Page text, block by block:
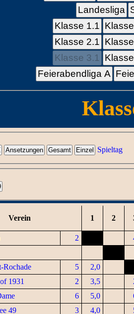
Landesliga
Klasse 1.1
Klasse 2.1
Klasse 3.1
Feierabendliga A
Spieltag
Verein 1 2
2
Rochade 5
2,0
1931 2 3,5
6 5,0
49 3 4,0